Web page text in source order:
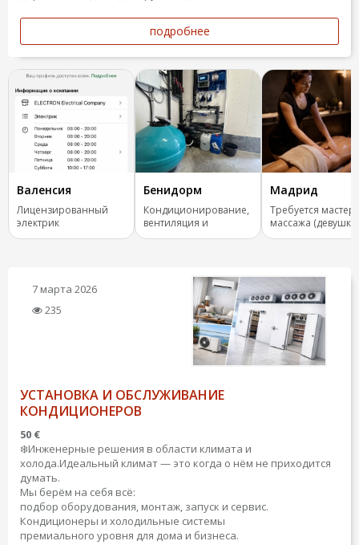
подробнее
Валенсия
Лицензированный
электрик
Бенидорм
Кондиционирование,
вентиляция и
отопление.
Мадрид
Требуется мастер
массажа
салон Мадрид
7 марта 2026
235
УСТАНОВКА И ОБСЛУЖИВАНИЕ
КОНДИЦИОНЕРОВ
50 €
❄️Инженерные решения в области климата и
холода.Идеальный климат — это когда о нём не приходится
думать.
Мы берём на себя всё:
подбор оборудования, монтаж, запуск и сервис.
Кондиционеры и холодильные системы
премиального уровня для дома и бизнеса.